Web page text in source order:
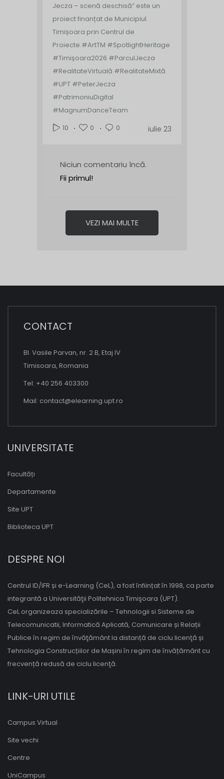
Jecza – scenă deschisă” este un
proiect finanțat de Municipiul
Timișoara prin Centrul de
Proiecte.#ArtTM #SpotlightHeritage
#Timișoara2026 #ParculJecza
#RealitateVirtuală #RealitateMixtă
#UPT #PeterJecza
#PatrimoniuDigital
#MagnumDanceTeam
10
0 0 iulie 23
Niciun comentariu încă.
Fii primul!
VEZI MAI MULTE
CONTACT
Bl. Vasile Parvan, nr. 2 B, Etaj IV
Timisoara, Romania
Tel: +40 256 403300
Mail: contact@elearning.upt.ro
UNIVERSITATE
Facultăți
Departamente
Site UPT
Biblioteca UPT
DESPRE NOI
Centrul ID/IFR și e-Learning (CeL), a fost înființat în 1998, ca parte
integrantă a Universităţii Politehnica Timişoara (UPT).
CeL organizeaza specializările – Tehnologii si Sisteme de
Telecomunicatii, Informatică Aplicată, Comunicare și Relații
Publice în regim de învăţământ la distanță de ciclu licenţă și
Tehnologia Construcțiilor de Mașini în regim de învățământ cu
frecvență redusă de ciclu licenţă.
LINK-URI UTILE
Campus Virtual
Site vechi
Centre
UniCampus